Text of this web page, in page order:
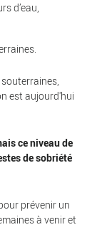
d’eau,
est aujourd'hui
ce niveau de
de sobriété
prévenir un
à venir et